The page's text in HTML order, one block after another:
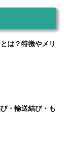
は？特徴やメリ
・輸送結び・も